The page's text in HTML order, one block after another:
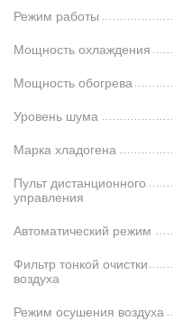
Режим работы
Мощность охлаждения
Мощность обогрева
Уровень шума
Марка хладогена
Пульт дистанционного
управления
Автоматический режим
Фильтр тонкой очистки
воздуха
Режим осушения воздуха